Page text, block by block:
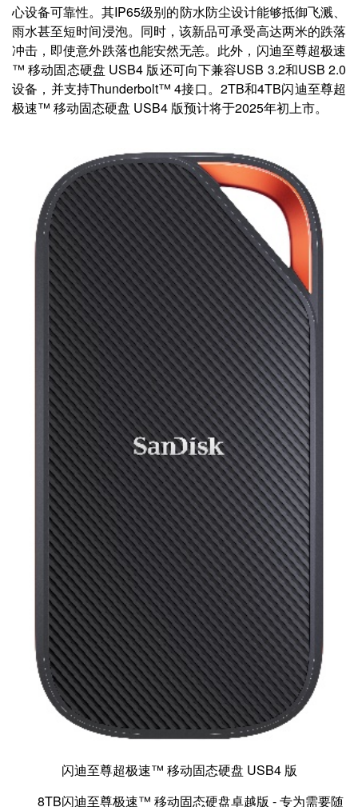
心设备可靠性。其IP65级别的防水防尘设计能够抵御飞溅、
雨水甚至短时间浸泡。同时，该新品可承受高达两米的跌落
冲击，即使意外跌落也能安然无恙。此外，闪迪至尊超极速
™ 移动固态硬盘 USB4 版还可向下兼容USB 3.2和USB 2.0
设备，并支持Thunderbolt™ 4接口。2TB和4TB闪迪至尊超
极速™ 移动固态硬盘 USB4 版预计将于2025年初上市。
闪迪至尊超极速™ 移动固态硬盘 USB4 版
8TB闪迪至尊极速™ 移动固态硬盘卓越版 - 专为需要随